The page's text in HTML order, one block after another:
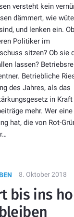
versteht kein
dämmert, wie
und lenken ein.
Politiker im
sitzen? Ob sie
lassen?
Betriebliche
des Jahres, als das
in
mehr. Wer eine
hat, die von Rot-
8. Oktober 2018
bis ins